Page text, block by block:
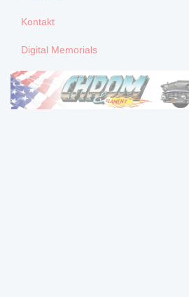
Kontakt
Digital Memorials